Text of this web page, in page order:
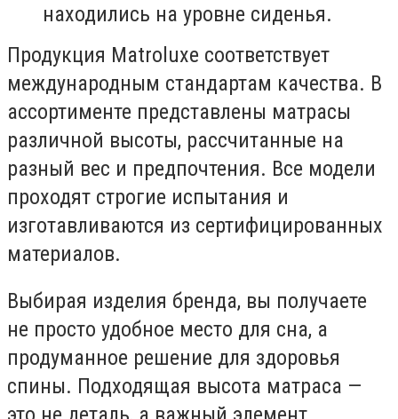
находились на уровне сиденья.
Продукция Matroluxe соответствует
международным стандартам качества. В
ассортименте представлены матрасы
различной высоты, рассчитанные на
разный вес и предпочтения. Все модели
проходят строгие испытания и
изготавливаются из сертифицированных
материалов.
Выбирая изделия бренда, вы получаете
не просто удобное место для сна, а
продуманное решение для здоровья
спины. Подходящая высота матраса —